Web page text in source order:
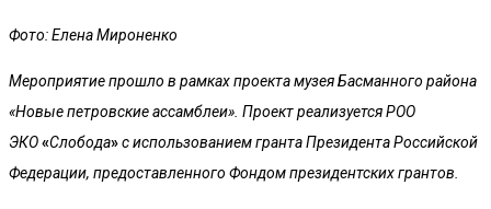
Фото: Елена Мироненко
Мероприятие прошло в рамках проекта музея Басманного района
«Новые петровские ассамблеи». Проект реализуется РОО
ЭКО«Слобода»с использованием гранта Президента Российской
Федерации, предоставленного Фондом президентских грантов.